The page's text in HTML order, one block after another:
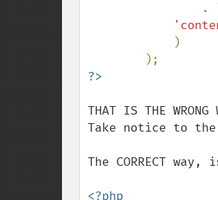
.
)
THAT IS THE
Take notice to
The CORRECT
<?php